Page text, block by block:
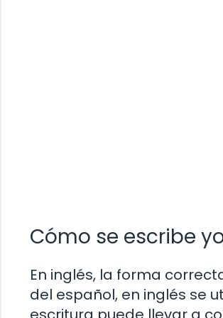
Cómo se escribe
En inglés, la forma
del español, en inglés se